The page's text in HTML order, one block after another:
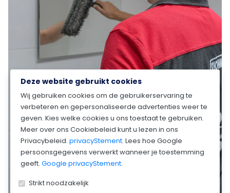
Deze website gebruikt cookies
Wij gebruiken cookies om de gebruikerservaring te
verbeteren en gepersonaliseerde advertenties weer te
geven. Kies welke cookies u ons toestaat te gebruiken.
Meer over ons Cookiebeleid kunt u lezen in ons
Privacybeleid. privacyStement. Lees hoe Google
persoonsgegevens verwerkt wanneer je toestemming
geeft. Google privacyStement.
Strikt noodzakelijk